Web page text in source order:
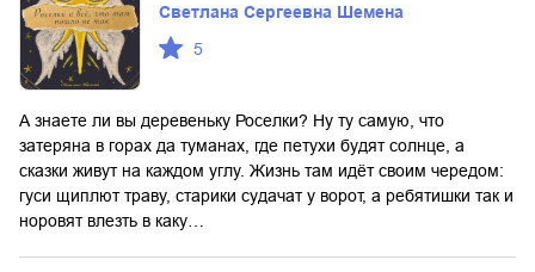
Светлана Сергеевна Шемена
5
А знаете ли вы деревеньку Роселки? Ну ту самую, что
затеряна в горах да туманах, где петухи будят солнце, а
сказки живут на каждом углу. Жизнь там идёт своим чередом:
гуси щиплют траву, старики судачат у ворот, а ребятишки так и
норовят влезть в каку…